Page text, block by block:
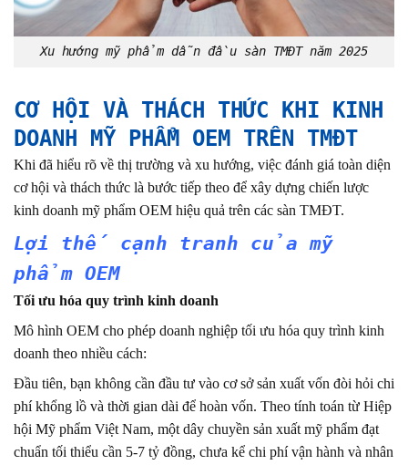
Xu hướng mỹ phẩm dẫn đầu sàn TMĐT năm 2025
CƠ HỘI VÀ THÁCH THỨC KHI KINH
DOANH MỸ PHẨM OEM TRÊN TMĐT
Khi đã hiểu rõ về thị trường và xu hướng, việc đánh giá toàn diện
cơ hội và thách thức là bước tiếp theo để xây dựng chiến lược
kinh doanh mỹ phẩm OEM hiệu quả trên các sàn TMĐT.
Lợi thế cạnh tranh của mỹ
phẩm OEM
Tối ưu hóa quy trình kinh doanh
Mô hình OEM cho phép doanh nghiệp tối ưu hóa quy trình kinh
doanh theo nhiều cách:
Đầu tiên, bạn không cần đầu tư vào cơ sở sản xuất vốn đòi hỏi chi
phí khổng lồ và thời gian dài để hoàn vốn. Theo tính toán từ Hiệp
hội Mỹ phẩm Việt Nam, một dây chuyền sản xuất mỹ phẩm đạt
chuẩn tối thiểu cần 5-7 tỷ đồng, chưa kể chi phí vận hành và nhân